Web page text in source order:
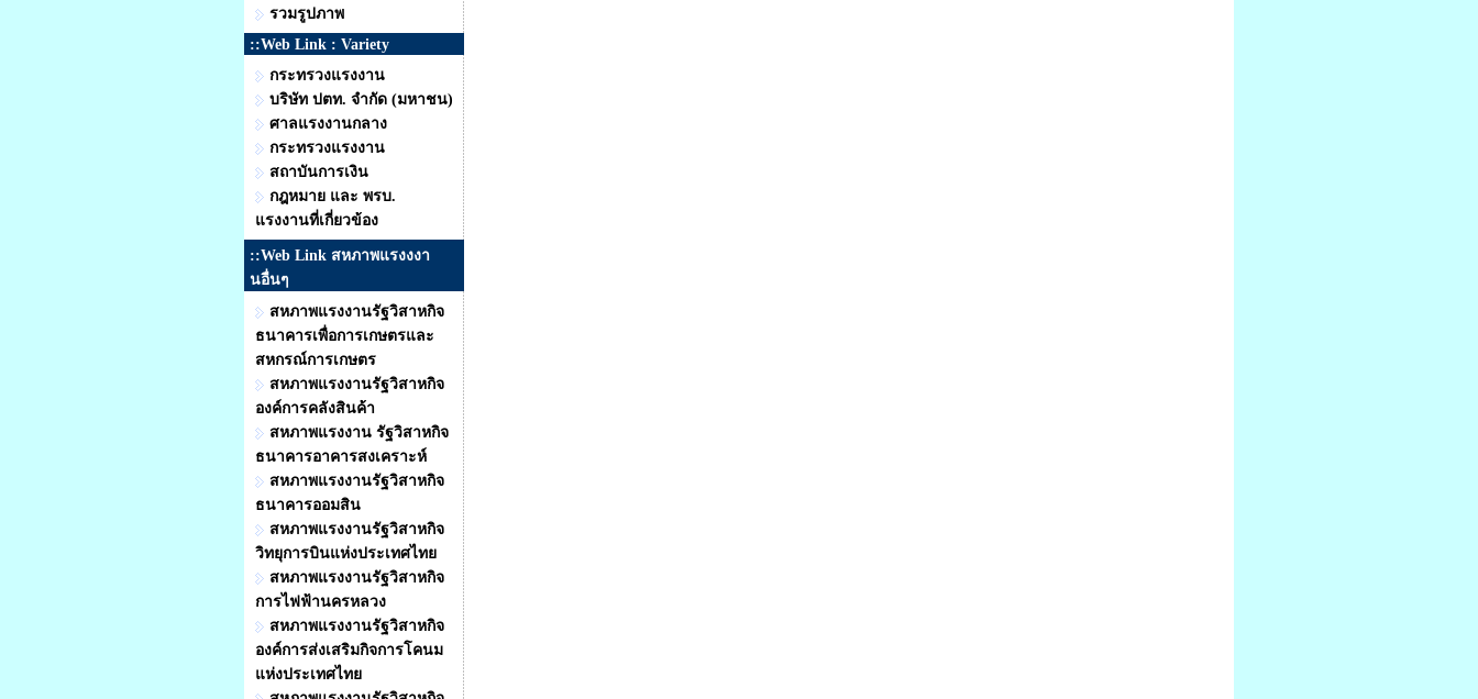
รวมรูปภาพ
::Web Link : Variety
กระทรวงแรงงาน
บริษัท ปตท. จำกัด (มหาชน)
ศาลแรงงานกลาง
กระทรวงแรงงาน
สถาบันการเงิน
กฎหมาย และ พรบ.
แรงงานที่เกี่ยวข้อง
::Web Link สหภาพแรงงงา
นอื่นๆ
สหภาพแรงงานรัฐวิสาหกิจ
ธนาคารเพื่อการเกษตรและ
สหกรณ์การเกษตร
สหภาพแรงงานรัฐวิสาหกิจ
องค์การคลังสินค้า
สหภาพแรงงาน รัฐวิสาหกิจ
ธนาคารอาคารสงเคราะห์
สหภาพแรงงานรัฐวิสาหกิจ
ธนาคารออมสิน
สหภาพแรงงานรัฐวิสาหกิจ
วิทยุการบินแห่งประเทศไทย
สหภาพแรงงานรัฐวิสาหกิจ
การไฟฟ้านครหลวง
สหภาพแรงงานรัฐวิสาหกิจ
องค์การส่งเสริมกิจการโคนม
แห่งประเทศไทย